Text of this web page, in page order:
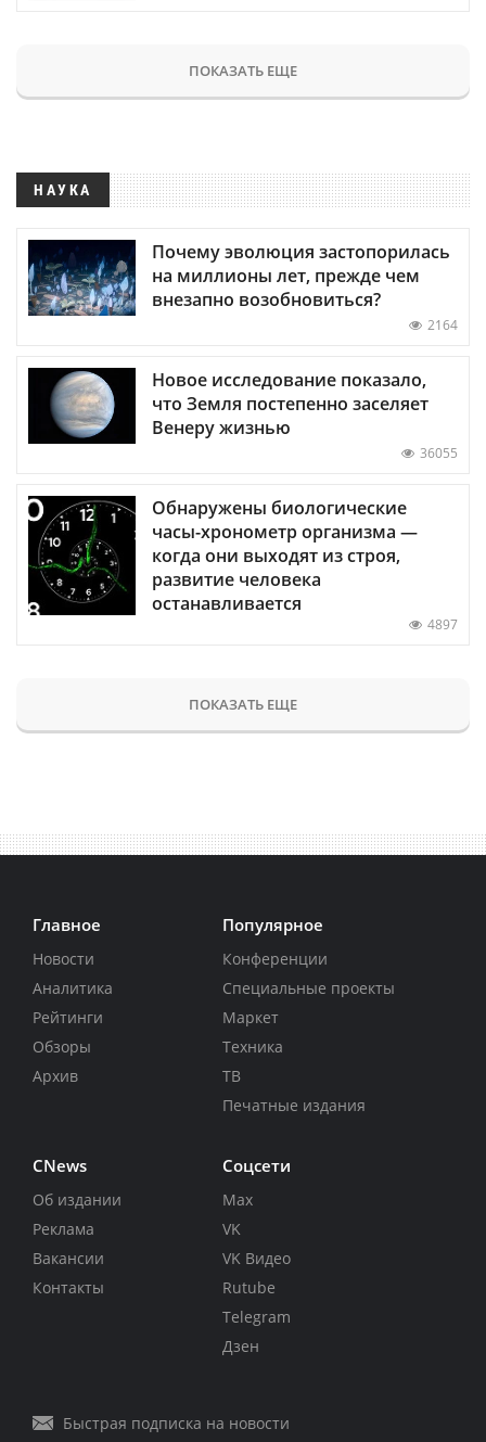
ПОКАЗАТЬ ЕЩЕ
НАУКА
Почему эволюция застопорилась
на миллионы лет, прежде чем
внезапно возобновиться?
2164
Новое исследование показало,
что Земля постепенно заселяет
Венеру жизнью
36055
Обнаружены биологические
часы-хронометр организма —
когда они выходят из строя,
развитие человека
останавливается
4897
ПОКАЗАТЬ ЕЩЕ
Главное
Новости
Аналитика
Рейтинги
Обзоры
Архив
Популярное
Конференции
Специальные проекты
Маркет
Техника
ТВ
Печатные издания
CNews
Об издании
Реклама
Вакансии
Контакты
Соцсети
Max
VK
VK Видео
Rutube
Telegram
Дзен
Быстрая подписка на новости